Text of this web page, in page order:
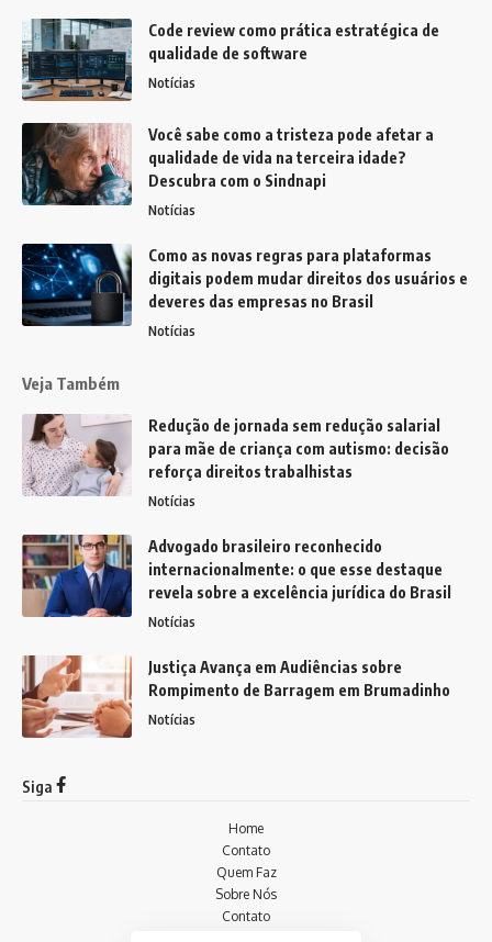
Code review como prática estratégica de
qualidade de software
Notícias
Você sabe como a tristeza pode afetar a
qualidade de vida na terceira idade?
Descubra com o Sindnapi
Notícias
Como as novas regras para plataformas
digitais podem mudar direitos dos usuários e
deveres das empresas no Brasil
Notícias
Veja Também
Redução de jornada sem redução salarial
para mãe de criança com autismo: decisão
reforça direitos trabalhistas
Notícias
Advogado brasileiro reconhecido
internacionalmente: o que esse destaque
revela sobre a excelência jurídica do Brasil
Notícias
Justiça Avança em Audiências sobre
Rompimento de Barragem em Brumadinho
Notícias
Siga
Home
Contato
Quem Faz
Sobre Nós
Contato